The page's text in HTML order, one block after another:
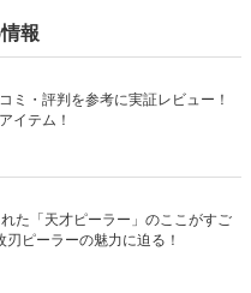
報
ミ・評判を参考に実証レビュー！
イテム！
た「天才ピーラー」のここがすご
ピーラーの魅力に迫る！